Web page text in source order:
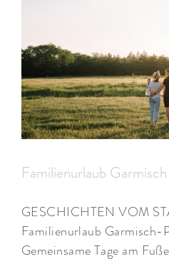
Familienurlaub
GESCHICHTEN VOM
Familienurlaub Garmisch-
Gemeinsame Tage am